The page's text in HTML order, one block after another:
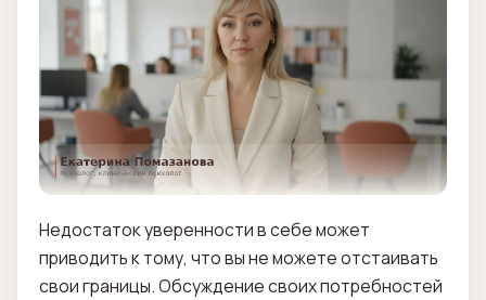
Недостаток уверенности в себе может
приводить к тому, что вы не можете отстаивать
свои границы. Обсуждение своих потребностей